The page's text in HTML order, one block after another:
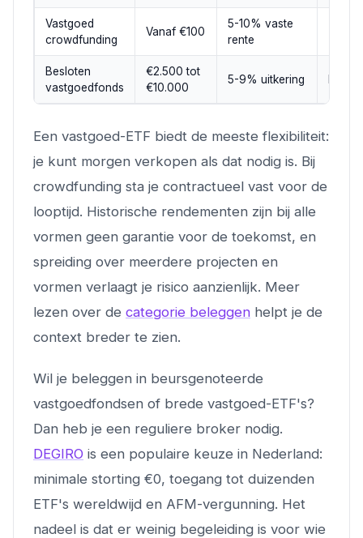
Vastgoed
crowdfunding
Vanaf €100
5-10% vaste
rente
Besloten
vastgoedfonds
€2.500 tot
€10.000
5-9% uitkering
Een vastgoed-ETF biedt de meeste flexibiliteit:
je kunt morgen verkopen als dat nodig is. Bij
crowdfunding sta je contractueel vast voor de
looptijd. Historische rendementen zijn bij alle
vormen geen garantie voor de toekomst, en
spreiding over meerdere projecten en
vormen verlaagt je risico aanzienlijk. Meer
lezen over de categorie beleggen helpt je de
context breder te zien.
Wil je beleggen in beursgenoteerde
vastgoedfondsen of brede vastgoed-ETF's?
Dan heb je een reguliere broker nodig.
DEGIRO is een populaire keuze in Nederland:
minimale storting €0, toegang tot duizenden
ETF's wereldwijd en AFM-vergunning. Het
nadeel is dat er weinig begeleiding is voor wie